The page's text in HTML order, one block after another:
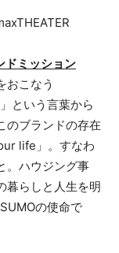
ドミッション
おこなう
という言葉から
のブランドの存在
life」。すなわ
。ハウジング事
暮らしと人生を明
の使命で